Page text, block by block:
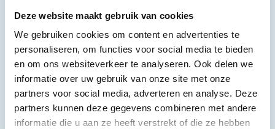
Deze website maakt gebruik van cookies
We gebruiken cookies om content en advertenties te
personaliseren, om functies voor social media te bieden
en om ons websiteverkeer te analyseren. Ook delen we
informatie over uw gebruik van onze site met onze
partners voor social media, adverteren en analyse. Deze
partners kunnen deze gegevens combineren met andere
informatie die u aan ze heeft verstrekt of die ze hebben
CX6600; Stylus C66
Geweldige kwaliteit compatibel cartridge, wij geven 100%
garantie.
Toch nog een vraag?